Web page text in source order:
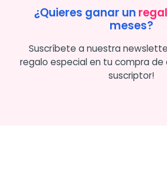
¿Quieres ganar un
meses?
Suscríbete a nuestra
regalo especial en tu compra de
suscriptor!